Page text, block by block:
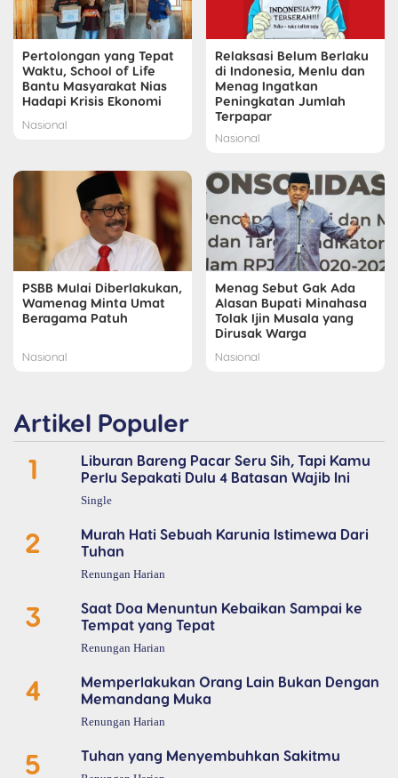
Pertolongan yang Tepat
Waktu, School of Life
Bantu Masyarakat Nias
Hadapi Krisis Ekonomi
Nasional
Relaksasi Belum Berlaku
di Indonesia, Menlu dan
Menag Ingatkan
Peningkatan Jumlah
Terpapar
Nasional
PSBB Mulai Diberlakukan,
Wamenag Minta Umat
Beragama Patuh
Nasional
Menag Sebut Gak Ada
Alasan Bupati Minahasa
Tolak Ijin Musala yang
Dirusak Warga
Nasional
Artikel Populer
1
Liburan Bareng Pacar Seru Sih, Tapi Kamu
Perlu Sepakati Dulu 4 Batasan Wajib Ini
Single
2
Murah Hati Sebuah Karunia Istimewa Dari
Tuhan
Renungan Harian
3
Saat Doa Menuntun Kebaikan Sampai ke
Tempat yang Tepat
Renungan Harian
4
Memperlakukan Orang Lain Bukan Dengan
Memandang Muka
Renungan Harian
5 Tuhan yang Menyembuhkan Sakitmu